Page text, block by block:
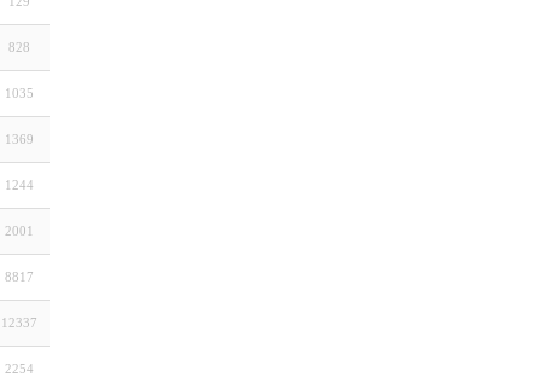
828
1035
1369
1244
2001
8817
12337
2254